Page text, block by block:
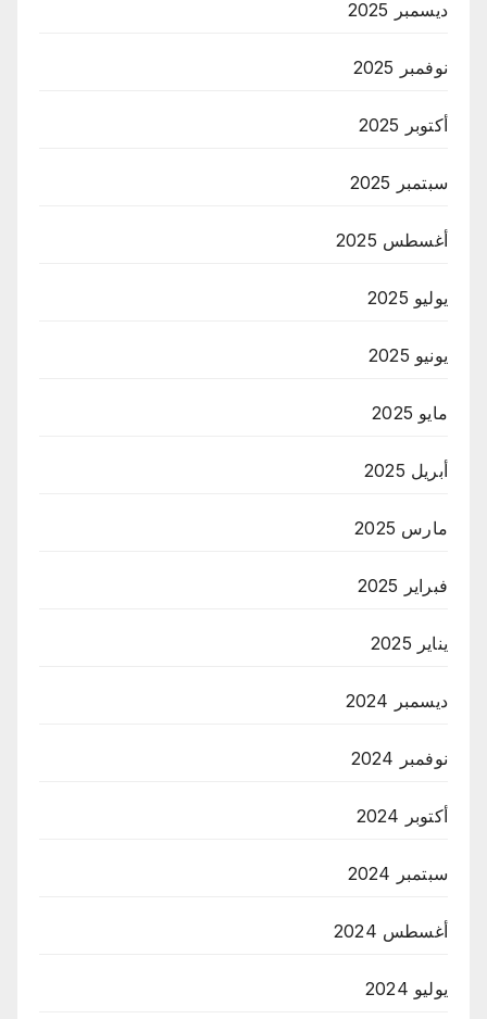
ديسمبر 2025
نوفمبر 2025
أكتوبر 2025
سبتمبر 2025
أغسطس 2025
يوليو 2025
يونيو 2025
مايو 2025
أبريل 2025
مارس 2025
فبراير 2025
يناير 2025
ديسمبر 2024
نوفمبر 2024
أكتوبر 2024
سبتمبر 2024
أغسطس 2024
يوليو 2024